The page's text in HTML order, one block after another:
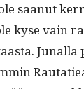
saanut
kyse vain